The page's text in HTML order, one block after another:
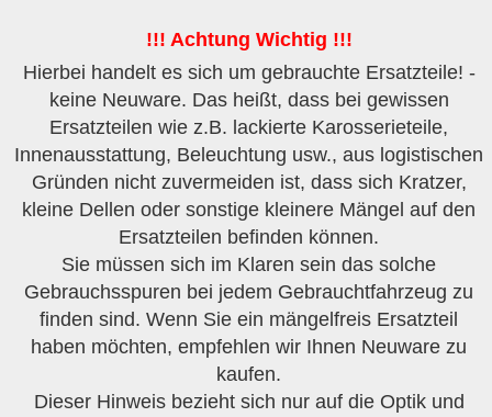
!!! Achtung Wichtig !!!
Hierbei handelt es sich um gebrauchte Ersatzteile! -
keine Neuware. Das heißt, dass bei gewissen
Ersatzteilen wie z.B. lackierte Karosserieteile,
Innenausstattung, Beleuchtung usw., aus logistischen
Gründen nicht zuvermeiden ist, dass sich Kratzer,
kleine Dellen oder sonstige kleinere Mängel auf den
Ersatzteilen befinden können.
Sie müssen sich im Klaren sein das solche
Gebrauchsspuren bei jedem Gebrauchtfahrzeug zu
finden sind. Wenn Sie ein mängelfreis Ersatzteil
haben möchten, empfehlen wir Ihnen Neuware zu
kaufen.
Dieser Hinweis bezieht sich nur auf die Optik und